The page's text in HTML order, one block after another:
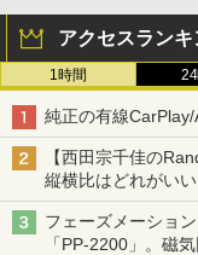
アクセスランキ
1時間
純正の有線
【西田宗千佳の
縦横比はどれがい
「Galaxy Z Fold」
フェーズメーショ
「PP-2200」。磁